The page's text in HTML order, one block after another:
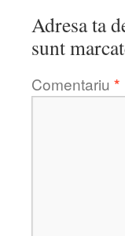
Adresa ta
sunt
Comentariu *